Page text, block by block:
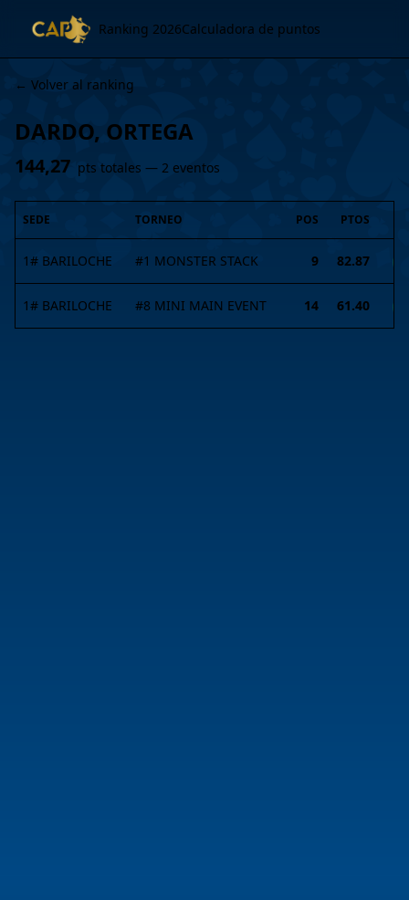
Ranking 2026Calculadora de puntos
← Volver al ranking
DARDO, ORTEGA
144,27 pts totales — 2 eventos
SEDE TORNEO POS PTOS
1# BARILOCHE #1 MONSTER STACK 9 82.87
1# BARILOCHE #8 MINI MAIN EVENT 14 61.40